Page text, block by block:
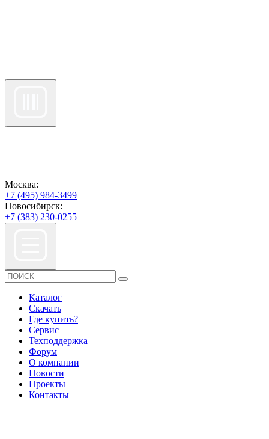
Москва:
+7 (495) 984-3499
Новосибирск:
+7 (383) 230-0255
Каталог
Скачать
Где купить?
Сервис
Техподдержка
Форум
О компании
Новости
Проекты
Контакты